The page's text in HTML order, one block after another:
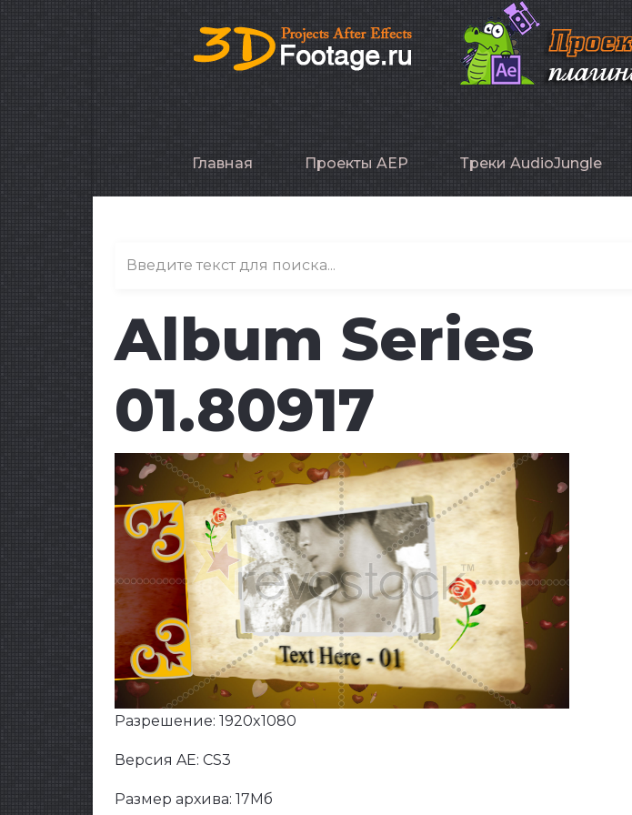
Главная Проекты AEP Треки AudioJungle
Album Series
01.80917
Разрешение: 1920x1080
Версия AE: CS3
Размер архива: 17Мб